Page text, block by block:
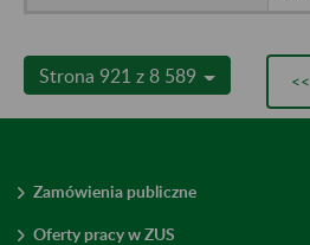
Strona 921 z 8 589 <<
Zamówienia publiczne
Oferty pracy w ZUS